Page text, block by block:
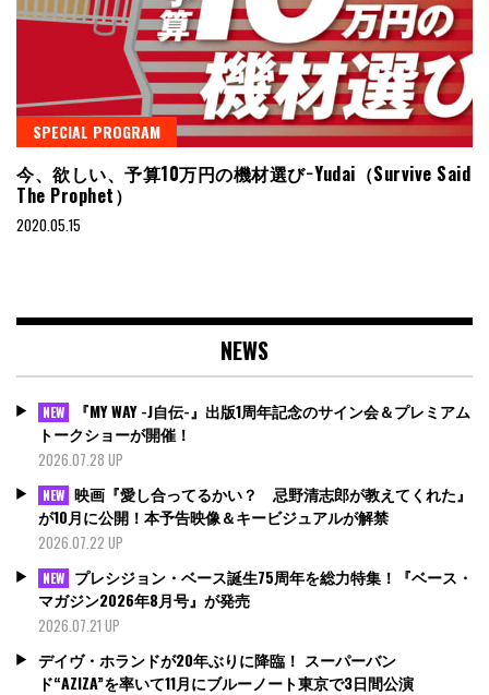
SPECIAL PROGRAM
今、欲しい、予算10万円の機材選び−Yudai（Survive Said
The Prophet）
2020.05.15
NEWS
NEW
『MY WAY -J自伝-』出版1周年記念のサイン会＆プレミアム
トークショーが開催！
2026.07.28 UP
NEW 映画『愛し合ってるかい？ 忌野清志郎が教えてくれた』
が10月に公開！本予告映像＆キービジュアルが解禁
2026.07.22 UP
NEW プレシジョン・ベース誕生75周年を総力特集！『ベース・
マガジン2026年8月号』が発売
2026.07.21 UP
デイヴ・ホランドが20年ぶりに降臨！ スーパーバン
ド“AZIZA”を率いて11月にブルーノート東京で3日間公演